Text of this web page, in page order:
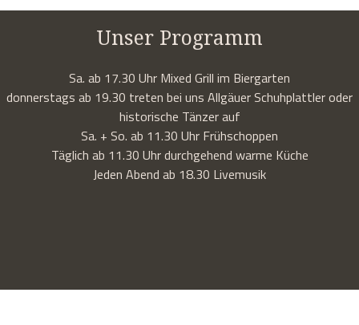
Unser Programm
Sa. ab 17.30 Uhr Mixed Grill im Biergarten
donnerstags ab 19.30 treten bei uns Allgäuer Schuhplattler oder
historische Tänzer auf
Sa. + So. ab 11.30 Uhr Frühschoppen
Täglich ab 11.30 Uhr durchgehend warme Küche
Jeden Abend ab 18.30 Livemusik